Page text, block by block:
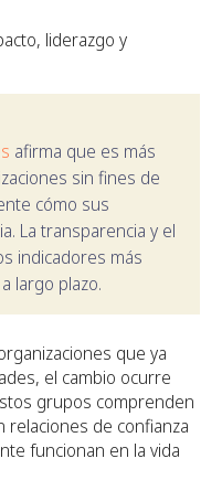
liderazgo y
afirma que es más
sin fines de
cómo sus
La transparencia y el
indicadores más
largo plazo.
que ya
el cambio ocurre
grupos comprenden
relaciones de confianza
funcionan en la vida